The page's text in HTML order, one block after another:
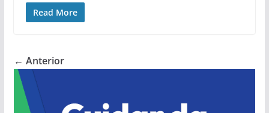
Read More
← Anterior